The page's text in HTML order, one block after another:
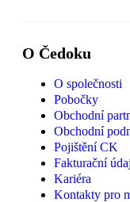
O Čedoku
O společnosti
Pobočky
Obchodní
Obchodní
Pojištění CK
Fakturační
Kariéra
Kontakty pro